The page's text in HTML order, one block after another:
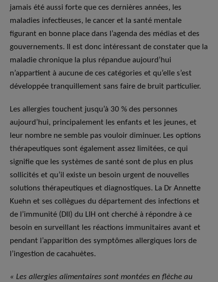
jamais été aussi forte que ces dernières années, les
maladies infectieuses, le cancer et la santé mentale
figurant en bonne place dans l’agenda des médias et des
gouvernements. Il est donc intéressant de constater que la
maladie chronique la plus répandue aujourd’hui
n’appartient à aucune de ces catégories et qu’elle s’est
développée tranquillement sans faire de bruit particulier.
Les allergies touchent jusqu’à 30 % des personnes
aujourd’hui, principalement les enfants et les jeunes, et
leur nombre ne semble pas vouloir diminuer. Les options
thérapeutiques sont également assez limitées, ce qui
signifie que les systèmes de santé sont de plus en plus
sollicités et qu’il existe un besoin urgent de nouvelles
solutions thérapeutiques et diagnostiques. La Dr Annette
Kuehn et ses collègues du département des infections et
de l’immunité (DII) du LIH ont cherché à répondre à ce
besoin en surveillant les réactions immunitaires avant et
pendant l’apparition des symptômes allergiques lors de
l’ingestion de cacahuètes.
« Les allergies alimentaires sont montées en flèche au